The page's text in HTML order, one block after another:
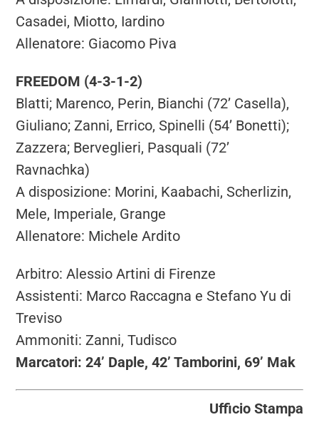
Casadei, Miotto, Iardino
Allenatore: Giacomo Piva
FREEDOM (4-3-1-2)
Blatti; Marenco, Perin, Bianchi (72’ Casella),
Giuliano; Zanni, Errico, Spinelli (54’ Bonetti);
Zazzera; Berveglieri, Pasquali (72’
Ravnachka)
A disposizione: Morini, Kaabachi, Scherlizin,
Mele, Imperiale, Grange
Allenatore: Michele Ardito
Arbitro: Alessio Artini di Firenze
Assistenti: Marco Raccagna e Stefano Yu di
Treviso
Ammoniti: Zanni, Tudisco
Marcatori: 24’ Daple, 42’ Tamborini, 69’ Mak
Ufficio Stampa